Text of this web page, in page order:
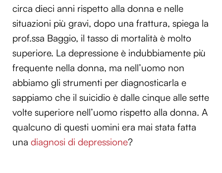
Utilizziamo i cookie per personalizzare contenuti ed
annunci, per fornire funzionalità dei social media e per
analizzare il nostro traffico. Condividiamo inoltre
nostri partner che si occupano di analisi dei dati web,
pubblicità e social media, i quali potrebbero combinarle
con altre informazioni che hai fornito loro o che hanno
raccolto dal tuo utilizzo dei loro servizi.
circa dieci anni rispetto alla donna e nelle
situazioni più gravi, dopo una frattura, spiega la
prof.ssa Baggio, il tasso di mortalità è molto
superiore. La depressione è indubbiamente più
frequente nella donna, ma nell’uomo non
abbiamo gli strumenti per diagnosticarla e
sappiamo che il suicidio è dalle cinque alle sette
volte superiore nell’uomo rispetto alla donna. A
qualcuno di questi uomini era mai stata fatta
una diagnosi di depressione?